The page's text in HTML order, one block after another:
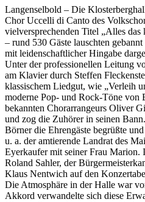
Langenselbold – Die
Chor Uccelli di Canto des
vielversprechenden Titel „Alles
– rund 530 Gäste lauschten
mit leidenschaftlicher Hingabe
Unter der professionellen Leitung
am Klavier durch Steffen
klassischem Liedgut, wie „Verleih
moderne Pop- und Rock-Töne von
bekannten Chorarrangeurs Oliver
und zog die Zuhörer in seinen
Börner die Ehrengäste begrüßte
u. a. der amtierende Landrat des
Eyerkaufer mit seiner Frau Marion.
Roland Sahler, der
Klaus Nentwich auf den
Die Atmosphäre in der Halle war
Akkord verwandelte sich diese